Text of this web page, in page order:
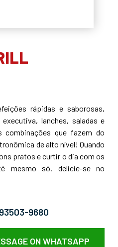
rápidas e saborosas,
lanches, saladas e
combinações que fazem do
de alto nível! Quando
pratos e curtir o dia com os
mesmo só, delicie-se no
9680
ON WHATSAPP